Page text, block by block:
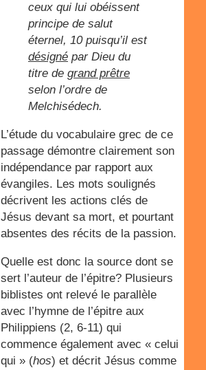
ceux qui lui obéissent
principe de salut
éternel, 10 puisqu’il est
désigné par Dieu du
titre de grand prêtre
selon l’ordre de
Melchisédech.
L’étude du vocabulaire grec de ce
passage démontre clairement son
indépendance par rapport aux
évangiles. Les mots soulignés
décrivent les actions clés de
Jésus devant sa mort, et pourtant
absentes des récits de la passion.
Quelle est donc la source dont se
sert l’auteur de l’épitre? Plusieurs
biblistes ont relevé le parallèle
avec l’hymne de l’épitre aux
Philippiens (2, 6-11) qui
commence également avec « celui
qui » (hos) et décrit Jésus comme